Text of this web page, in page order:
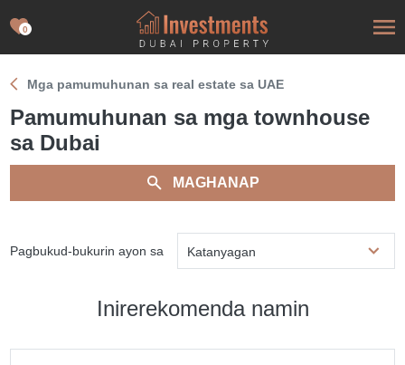
0
Mga pamumuhunan sa real estate sa UAE
Pamumuhunan sa mga townhouse
sa Dubai
MAGHANAP
Pagbukud-bukurin ayon sa Katanyagan
Inirerekomenda namin